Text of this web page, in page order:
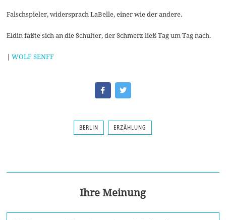
Falschspieler, widersprach LaBelle, einer wie der andere.
Eldin faßte sich an die Schulter, der Schmerz ließ Tag um Tag nach.
|WOLF SENFF
BERLIN ERZÄHLUNG
Ihre Meinung